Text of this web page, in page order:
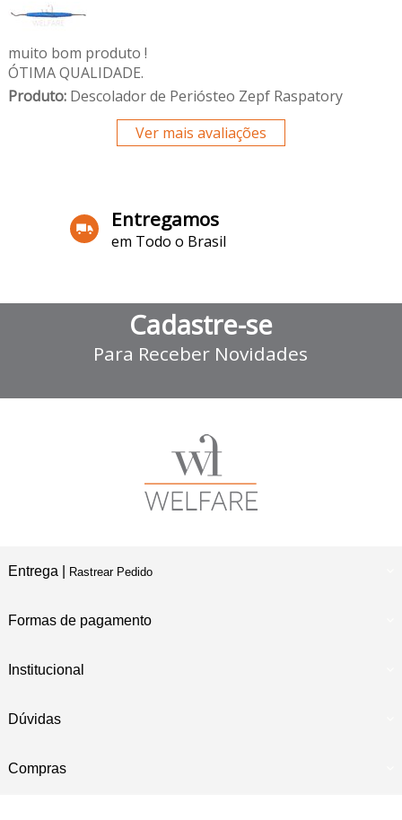
muito bom produto !
ÓTIMA QUALIDADE.
Produto:Descolador de Periósteo Zepf Raspatory
Ver mais avaliações
Entregamos
em Todo o Brasil
Cadastre-se
Para Receber Novidades
Entrega | Rastrear Pedido
Formas de pagamento
Institucional
Dúvidas
Compras